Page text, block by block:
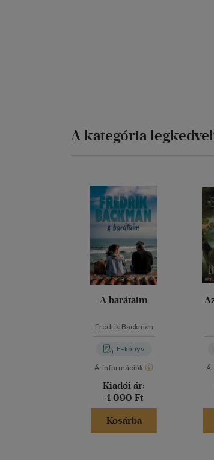
A kategória
A barátaim
Fredrik Backman
E-könyv
Árinformációk
Kiadói ár:
4 090 Ft
Kosárba